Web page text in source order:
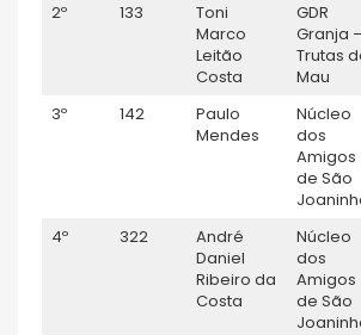
2º 133
Toni
Marco
Leitão
Costa
GDR
Granja –
Trutas
Mau
3º 142
Paulo
Mendes
Núcleo
dos
Amigos
de São
4º 322
André
Daniel
Ribeiro da
Costa
Núcleo
dos
Amigos
de São